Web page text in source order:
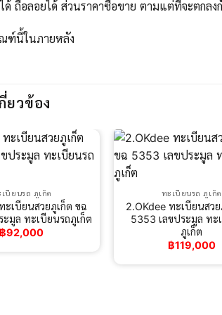
ด้ ถือลอยได้ ส่วนราคาซื้อขาย ตามแต่ที่จะตกลง
ฑ์นี้ในภายหลัง
ยวข้อง
บียนรถ ภูเก็ต
ะเบียนสวยภูเก็ต ขฉ
ะมูล ทะเบียนรถภูเก็ต
฿92,000
ทะเบียนรถ ภูเก็ต
2.OKdee ทะเบียนสว
5353 เลขประมูล ทะ
ภูเก็ต
฿119,000